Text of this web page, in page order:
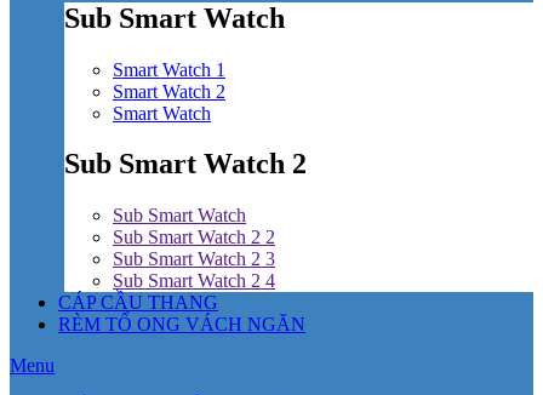
Sub Smart Watch
Smart Watch 1
Smart Watch 2
Smart Watch
Sub Smart Watch 2
Sub Smart Watch
Sub Smart Watch 2 2
Sub Smart Watch 2 3
Sub Smart Watch 2 4
CÁP CẦU THANG
RÈM TỔ ONG VÁCH NGĂN
Menu